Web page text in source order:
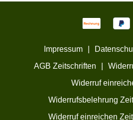
Impressum
AGB Zeitschriften
Widerruf
Widerrufsbelehrung
Widerruf einreichen